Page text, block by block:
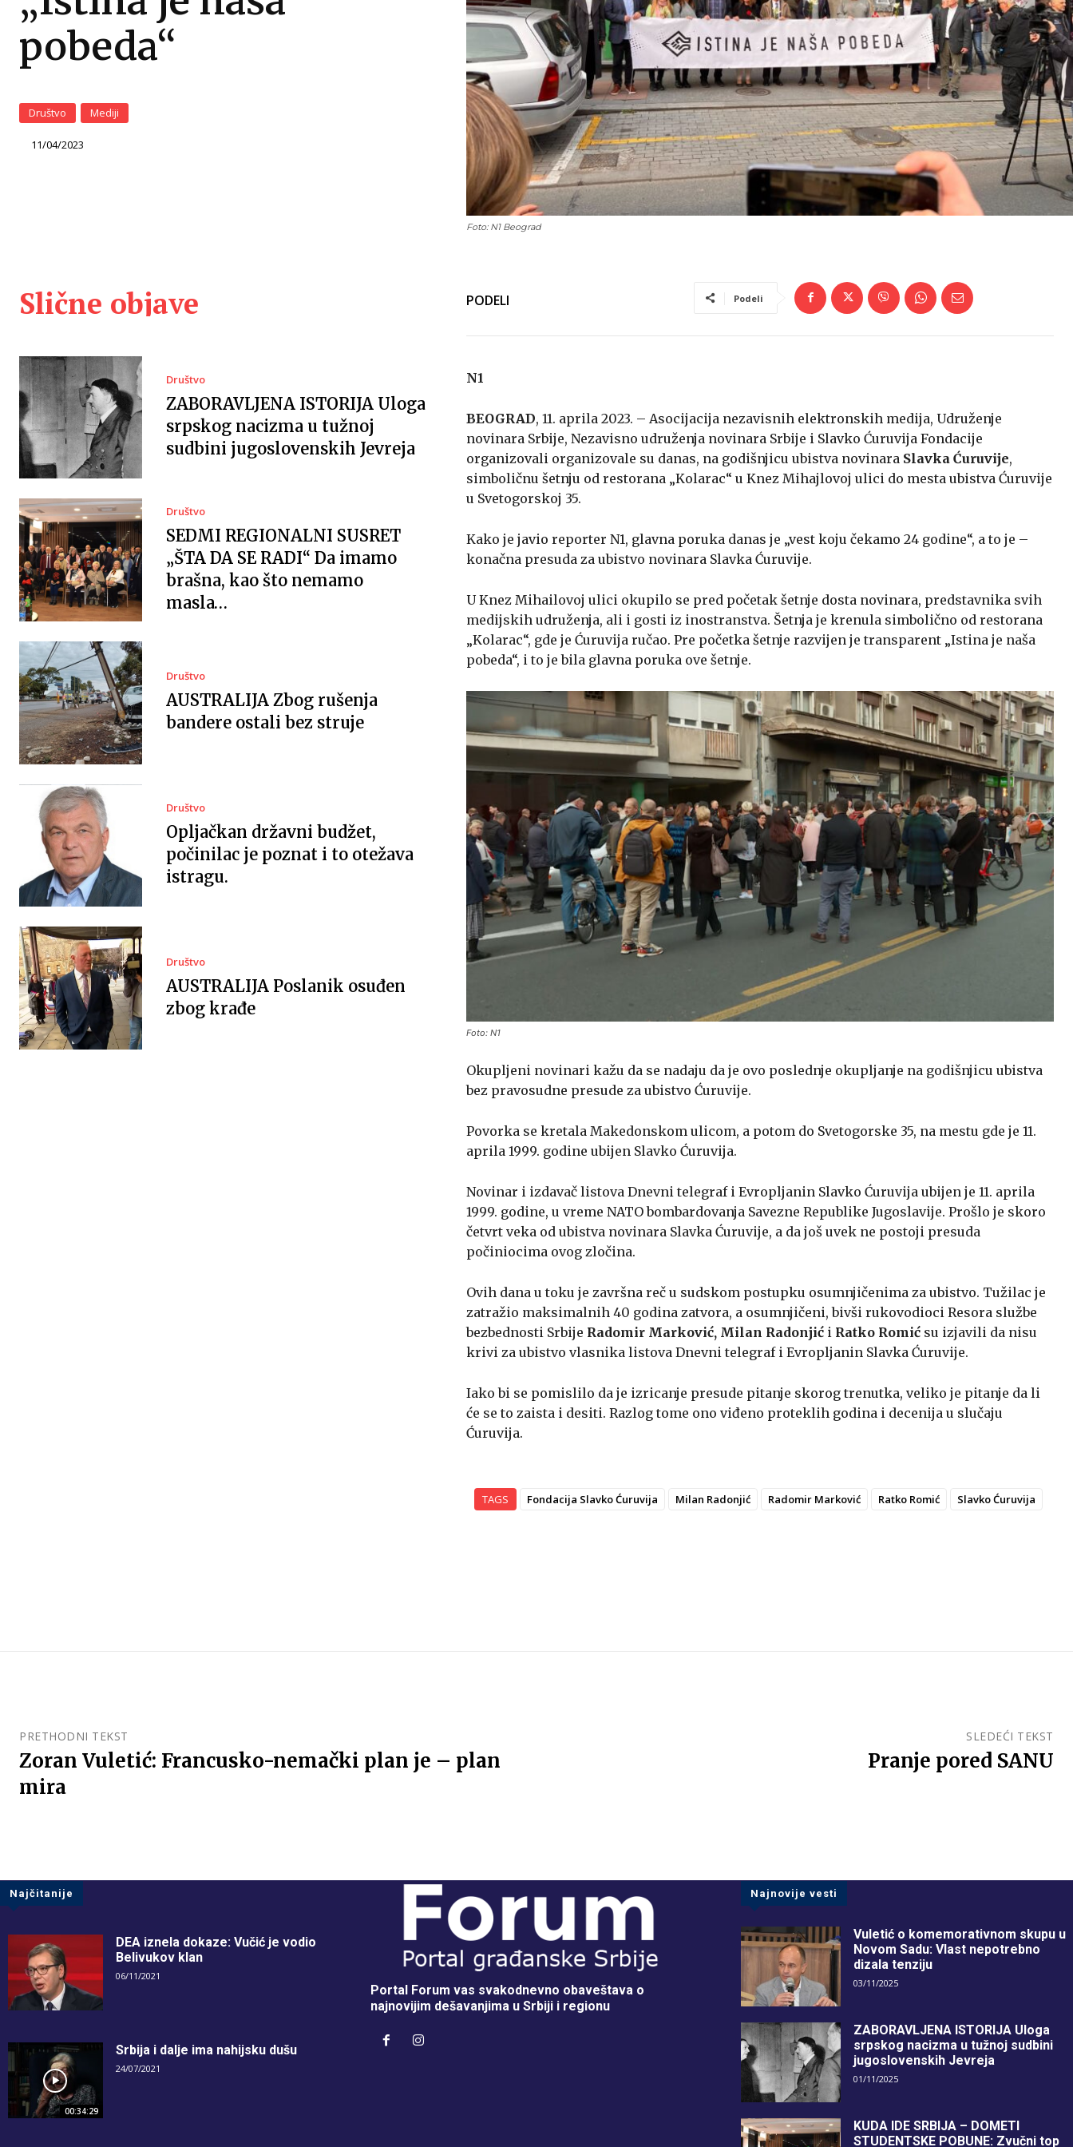
pobeda“
Društvo Mediji
11/04/2023
Foto: N1 Beograd
Slične objave
Društvo
ZABORAVLJENA ISTORIJA Uloga
srpskog nacizma u tužnoj
sudbini jugoslovenskih Jevreja
Društvo
SEDMI REGIONALNI SUSRET
„ŠTA DA SE RADI“ Da imamo
brašna, kao što nemamo
masla…
Društvo
AUSTRALIJA Zbog rušenja
bandere ostali bez struje
Društvo
Opljačkan državni budžet,
počinilac je poznat i to otežava
istragu.
Društvo
AUSTRALIJA Poslanik osuđen
zbog krađe
PODELI Podeli
N1
BEOGRAD, 11. aprila 2023. – Asocijacija nezavisnih elektronskih medija, Udruženje
novinara Srbije, Nezavisno udruženja novinara Srbije i Slavko Ćuruvija Fondacije
organizovali organizovale su danas, na godišnjicu ubistva novinara Slavka Ćuruvije,
simboličnu šetnju od restorana „Kolarac“ u Knez Mihajlovoj ulici do mesta ubistva Ćuruvije
u Svetogorskoj 35.
Kako je javio reporter N1, glavna poruka danas je „vest koju čekamo 24 godine“, a to je –
konačna presuda za ubistvo novinara Slavka Ćuruvije.
U Knez Mihailovoj ulici okupilo se pred početak šetnje dosta novinara, predstavnika svih
medijskih udruženja, ali i gosti iz inostranstva. Šetnja je krenula simbolično od restorana
„Kolarac“, gde je Ćuruvija ručao. Pre početka šetnje razvijen je transparent „Istina je naša
pobeda“, i to je bila glavna poruka ove šetnje.
Foto: N1
Okupljeni novinari kažu da se nadaju da je ovo poslednje okupljanje na godišnjicu ubistva
bez pravosudne presude za ubistvo Ćuruvije.
Povorka se kretala Makedonskom ulicom, a potom do Svetogorske 35, na mestu gde je 11.
aprila 1999. godine ubijen Slavko Ćuruvija.
Novinar i izdavač listova Dnevni telegraf i Evropljanin Slavko Ćuruvija ubijen je 11. aprila
1999. godine, u vreme NATO bombardovanja Savezne Republike Jugoslavije. Prošlo je skoro
četvrt veka od ubistva novinara Slavka Ćuruvije, a da još uvek ne postoji presuda
počiniocima ovog zločina.
Ovih dana u toku je završna reč u sudskom postupku osumnjičenima za ubistvo. Tužilac je
zatražio maksimalnih 40 godina zatvora, a osumnjičeni, bivši rukovodioci Resora službe
bezbednosti Srbije Radomir Marković, Milan Radonjić i Ratko Romić su izjavili da nisu
krivi za ubistvo vlasnika listova Dnevni telegraf i Evropljanin Slavka Ćuruvije.
Iako bi se pomislilo da je izricanje presude pitanje skorog trenutka, veliko je pitanje da li
će se to zaista i desiti. Razlog tome ono viđeno proteklih godina i decenija u slučaju
Ćuruvija.
TAGS Fondacija Slavko Ćuruvija Milan Radonjić Radomir Marković Ratko Romić Slavko Ćuruvija
PRETHODNI TEKST
Zoran Vuletić: Francusko-nemački plan je – plan
mira
SLEDEĆI TEKST
Pranje pored SANU
Najčitanije
DEA iznela dokaze: Vučić je vodio
Belivukov klan
06/11/2021
00:34:29
Srbija i dalje ima nahijsku dušu
24/07/2021
Portal Forum vas svakodnevno obaveštava o
najnovijim dešavanjima u Srbiji i regionu
Najnovije vesti
Vuletić o komemorativnom skupu u
Novom Sadu: Vlast nepotrebno
dizala tenziju
03/11/2025
ZABORAVLJENA ISTORIJA Uloga
srpskog nacizma u tužnoj sudbini
jugoslovenskih Jevreja
01/11/2025
KUDA IDE SRBIJA – DOMETI
STUDENTSKE POBUNE: Zvučni top